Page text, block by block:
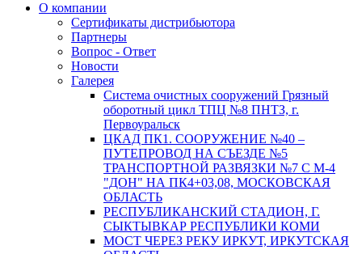
О компании
Сертификаты дистрибьютора
Партнеры
Вопрос - Ответ
Новости
Галерея
Система очистных сооружений Грязный
оборотный цикл ТПЦ №8 ПНТЗ, г.
Первоуральск
ЦКАД ПК1. СООРУЖЕНИЕ №40 –
ПУТЕПРОВОД НА СЪЕЗДЕ №5
ТРАНСПОРТНОЙ РАЗВЯЗКИ №7 С М-4
"ДОН" НА ПК4+03,08, МОСКОВСКАЯ
ОБЛАСТЬ
РЕСПУБЛИКАНСКИЙ СТАДИОН, Г.
СЫКТЫВКАР РЕСПУБЛИКИ КОМИ
МОСТ ЧЕРЕЗ РЕКУ ИРКУТ, ИРКУТСКАЯ